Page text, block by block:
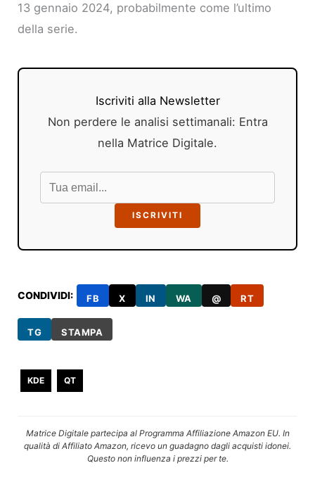
13 gennaio 2024, probabilmente come l’ultimo
della serie.
Iscriviti alla Newsletter
Non perdere le analisi settimanali: Entra
nella Matrice Digitale.
ISCRIVITI
CONDIVIDI: FB X IN WA @ RT
TG STAMPA
KDE QT
Matrice Digitale partecipa al Programma Affiliazione Amazon EU. In
qualità di Affiliato Amazon, ricevo un guadagno dagli acquisti idonei.
Questo non influenza i prezzi per te.